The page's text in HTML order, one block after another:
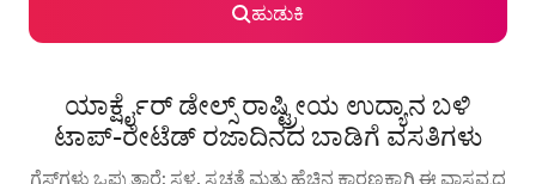
ಹುಡುಕಿ
ಯಾರ್ಕ್ಷೈರ್ ಡೇಲ್ಸ್ ರಾಷ್ಟ್ರೀಯ ಉದ್ಯಾನ ಬಳಿ
ಟಾಪ್-ರೇಟೆಡ್ ರಜಾದಿನದ ಬಾಡಿಗೆ ವಸತಿಗಳು
ಗೆಸ್ಟ್‌ಗಳು ಒಪ್ಪುತ್ತಾರೆ: ಸ್ಥಳ, ಸ್ವಚ್ಛತೆ ಮತ್ತು ಹೆಚ್ಚಿನ ಕಾರಣಕ್ಕಾಗಿ ಈ ವಾಸ್ತವ್ಯದ